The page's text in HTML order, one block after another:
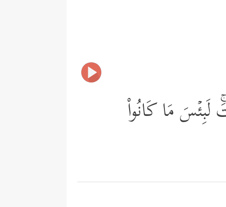
لَبِئۡسَ مَا كَانُواْ